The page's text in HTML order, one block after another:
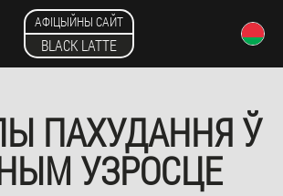
АФІЦЫЙНЫ САЙТ
BLACK LATTE
ПАХУДАННЯ Ў
УЗРОСЦЕ